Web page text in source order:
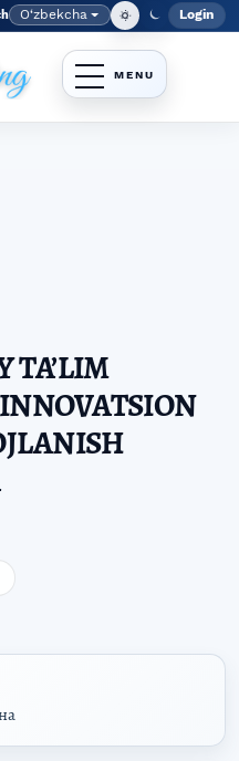
Language
O‘zbekcha Login
TA’LIM